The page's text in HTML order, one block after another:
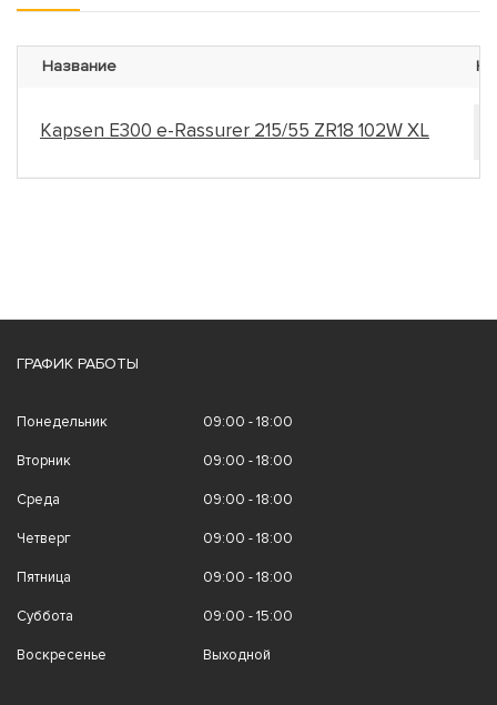
Название
Kapsen E300 e-Rassurer 215/55 ZR18 102W XL
ГРАФИК РАБОТЫ
Понедельник 09:00 - 18:00
Вторник 09:00 - 18:00
Среда 09:00 - 18:00
Четверг 09:00 - 18:00
Пятница 09:00 - 18:00
Суббота 09:00 - 15:00
Воскресенье Выходной